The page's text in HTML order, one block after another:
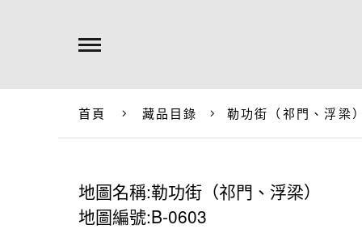
首頁 藏品目錄 勒功街（祁門、浮梁
地圖名稱:勒功街（祁門、浮梁）
地圖編號:B-0603